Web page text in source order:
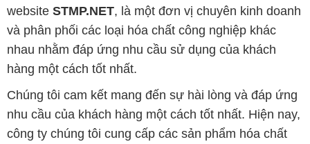
website STMP.NET, là một đơn vị chuyên kinh doanh
và phân phối các loại hóa chất công nghiệp khác
nhau nhằm đáp ứng nhu cầu sử dụng của khách
hàng một cách tốt nhất.
Chúng tôi cam kết mang đến sự hài lòng và đáp ứng
nhu cầu của khách hàng một cách tốt nhất. Hiện nay,
công ty chúng tôi cung cấp các sản phẩm hóa chất